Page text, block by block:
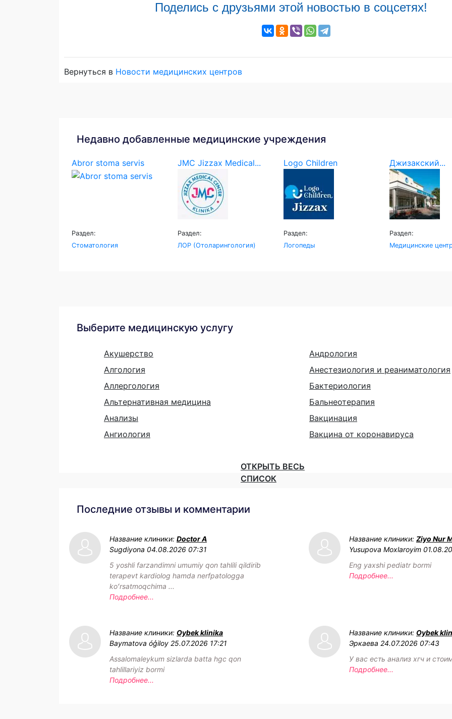
Поделись с друзьями этой новостью в соцсетях!
Вернуться в Новости медицинских центров
Недавно добавленные медицинские учреждения
Abror stoma servis
Раздел:
Стоматология
JMC Jizzax Medical...
Раздел:
ЛОР (Отоларингология)
Logo Children
Раздел:
Логопеды
Джизакский...
Раздел:
Медицинские
Выберите медицинскую услугу
Акушерство
Алгология
Аллергология
Альтернативная медицина
Анализы
Ангиология
Андрология
Анестезиология и реаниматология
Бактериология
Бальнеотерапия
Вакцинация
Вакцина от коронавируса
ОТКРЫТЬ ВЕСЬ
СПИСОК
Последние отзывы и комментарии
Название клиники: Doctor A
Sugdiyona 04.08.2026 07:31
5 yoshli farzandimni umumiy qon tahlili qildirib
terapevt kardiolog hamda nerfpatologga
koʻrsatmoqchima ...
Подробнее...
Название клиники: Ziyo Nur
Yusupova Moxlaroyim
Eng yaxshi pediatr bormi
Подробнее...
Название клиники: Oybek klinika
Baymatova óģiloy 25.07.2026 17:21
Assalomaleykum sizlarda batta hgc qon
tahlillariyiz bormi
Подробнее...
Название клиники: Oybek
Эркаева 24.07.2026 07:43
У вас есть анализ хгч и
Подробнее...